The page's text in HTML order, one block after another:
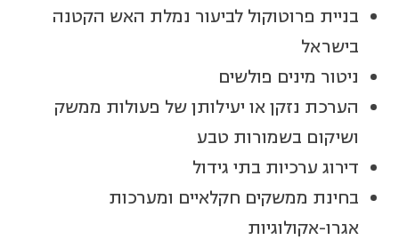
בניית פרוטוקול לביעור נמלת האש הקטנה
בישראל
ניטור מינים פולשים
הערכת נזקן או יעילותן של פעולות ממשק
ושיקום בשמורות טבע
דירוג ערכיות בתי גידול
בחינת ממשקים חקלאיים ומערכות
אגרו-אקולוגיות